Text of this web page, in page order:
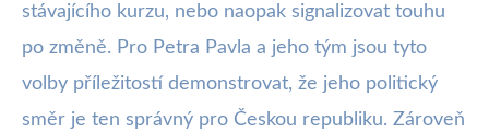
stávajícího kurzu, nebo naopak signalizovat touhu
po změně. Pro Petra Pavla a jeho tým jsou tyto
volby příležitostí demonstrovat, že jeho politický
směr je ten správný pro Českou republiku. Zároveň